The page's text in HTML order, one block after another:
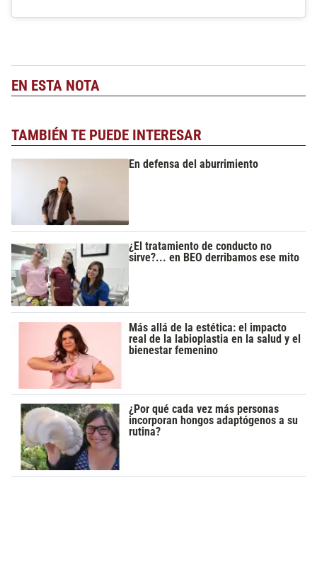
EN ESTA NOTA
TAMBIÉN TE PUEDE INTERESAR
En defensa del aburrimiento
¿El tratamiento de conducto no
sirve?... en BEO derribamos ese mito
Más allá de la estética: el impacto
real de la labioplastia en la salud y el
bienestar femenino
¿Por qué cada vez más personas
incorporan hongos adaptógenos a su
rutina?